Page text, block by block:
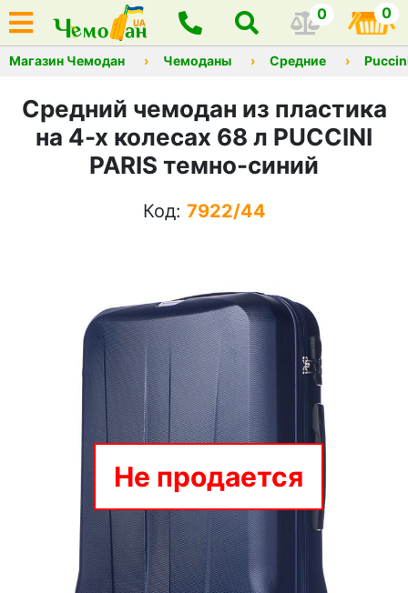
0 0
Магазин Чемодан Чемоданы Средние
Средний чемодан из пластика
на 4-х колесах 68 л PUCCINI
PARIS темно-синий
Код: 7922/44
Не продается